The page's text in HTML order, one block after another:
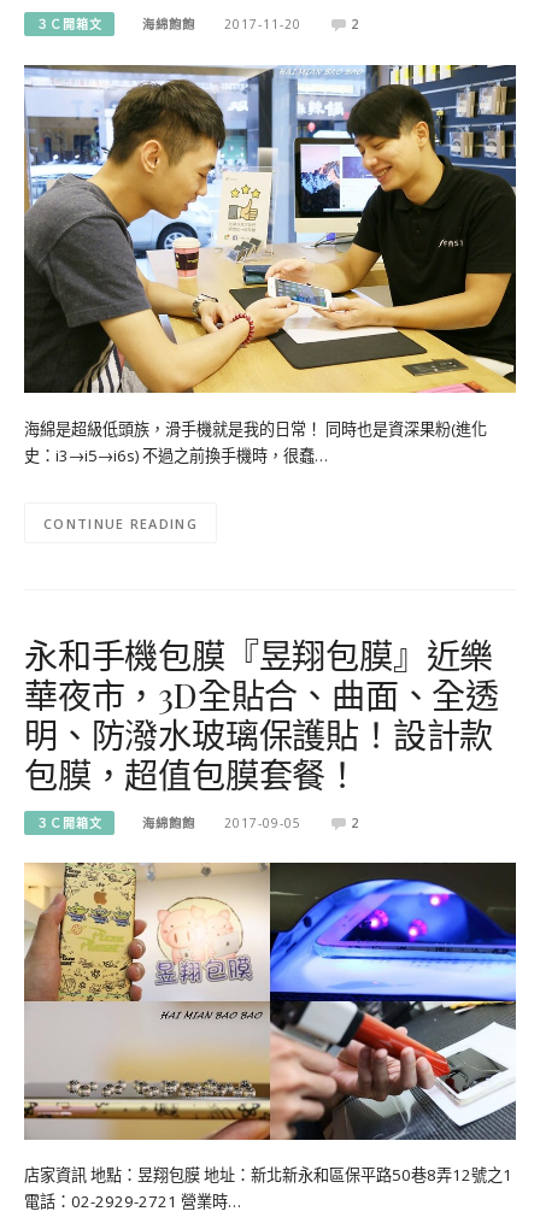
３Ｃ開箱文 海綿飽飽 2017-11-20 2
海綿是超級低頭族，滑手機就是我的日常！ 同時也是資深果粉(進化
史：i3→i5→i6s) 不過之前換手機時，很蠢…
CONTINUE READING
永和手機包膜『昱翔包膜』近樂
華夜市，3D全貼合、曲面、全透
明、防潑水玻璃保護貼！設計款
包膜，超值包膜套餐！
３Ｃ開箱文 海綿飽飽 2017-09-05 2
店家資訊 地點：昱翔包膜 地址：新北新永和區保平路50巷8弄12號之1
電話：02-2929-2721 營業時…